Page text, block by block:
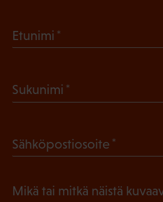
Etunimi
l
n
Sukunimi
P
k
l
Sähköpostiosoite
Mikä tai mitkä näistä